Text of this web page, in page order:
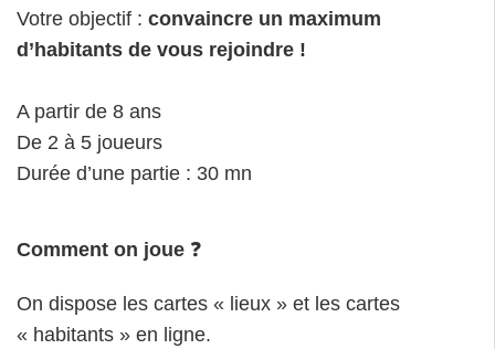
Votre objectif : convaincre un maximum
d’habitants de vous rejoindre !
A partir de 8 ans
De 2 à 5 joueurs
Durée d’une partie : 30 mn
Comment on joue ❓
On dispose les cartes « lieux » et les cartes
« habitants » en ligne.